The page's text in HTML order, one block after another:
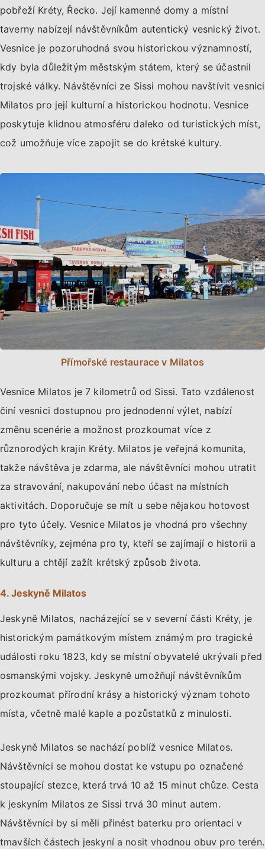
pobřeží Kréty, Řecko. Její kamenné domy a místní
taverny nabízejí návštěvníkům autentický vesnický život.
Vesnice je pozoruhodná svou historickou významností,
kdy byla důležitým městským státem, který se účastnil
trojské války. Návštěvníci ze Sissi mohou navštívit vesnici
Milatos pro její kulturní a historickou hodnotu. Vesnice
poskytuje klidnou atmosféru daleko od turistických míst,
což umožňuje více zapojit se do krétské kultury.
Přímořské restaurace v Milatos
Vesnice Milatos je 7 kilometrů od Sissi. Tato vzdálenost
činí vesnici dostupnou pro jednodenní výlet, nabízí
změnu scenérie a možnost prozkoumat více z
různorodých krajin Kréty. Milatos je veřejná komunita,
takže návštěva je zdarma, ale návštěvníci mohou utratit
za stravování, nakupování nebo účast na místních
aktivitách. Doporučuje se mít u sebe nějakou hotovost
pro tyto účely. Vesnice Milatos je vhodná pro všechny
návštěvníky, zejména pro ty, kteří se zajímají o historii a
kulturu a chtějí zažít krétský způsob života.
4. Jeskyně Milatos
Jeskyně Milatos, nacházející se v severní části Kréty, je
historickým památkovým místem známým pro tragické
události roku 1823, kdy se místní obyvatelé ukrývali před
osmanskými vojsky. Jeskyně umožňují návštěvníkům
prozkoumat přírodní krásy a historický význam tohoto
místa, včetně malé kaple a pozůstatků z minulosti.
Jeskyně Milatos se nachází poblíž vesnice Milatos.
Návštěvníci se mohou dostat ke vstupu po označené
stoupající stezce, která trvá 10 až 15 minut chůze. Cesta
k jeskyním Milatos ze Sissi trvá 30 minut autem.
Návštěvníci by si měli přinést baterku pro orientaci v
tmavších částech jeskyní a nosit vhodnou obuv pro terén.